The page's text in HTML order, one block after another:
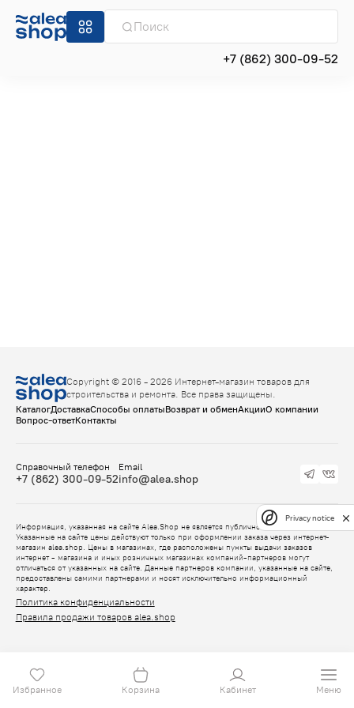
+7 (862) 300-09-52
Избранное Корзина Кабинет Меню
Copyright © 2016 - 2026 Интернет-магазин товаров для
строительства и ремонта. Все права защищены.
КаталогДоставкаСпособы оплатыВозврат и обменАкцииО компании
Вопрос-ответКонтакты
Справочный телефон
+7 (862) 300-09-52
Email
info@alea.shop
Информация, указанная на сайте Alea.Shop не является публичной офертой.
Указанные на сайте цены действуют только при оформлении заказа через интернет-
магазин alea.shop. Цены в магазинах, где расположены пункты выдачи заказов
интернет - магазина и иных розничных магазинах компаний-партнеров могут
отличаться от указанных на сайте. Данные партнеров компании, указанные на сайте,
предоставлены самими партнерами и носят исключительно информационный
характер.
Политика конфиденциальности
Правила продажи товаров alea.shop
Privacy notice